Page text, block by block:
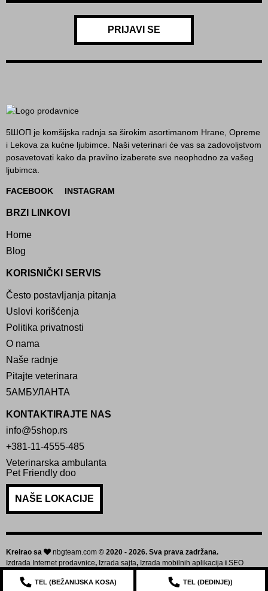
PRIJAVI SE
5ШОП je komšijska radnja sa širokim asortimanom Hrane, Opreme
i Lekova za kućne ljubimce. Naši veterinari će vas sa zadovoljstvom
posavetovati kako da pravilno izaberete sve neophodno za vašeg
ljubimca.
FACEBOOK INSTAGRAM
BRZI LINKOVI
Home
Blog
KORISNIČKI SERVIS
Često postavljanja pitanja
Uslovi korišćenja
Politika privatnosti
O nama
Naše radnje
Pitajte veterinara
5АМБУЛАНТА
KONTAKTIRAJTE NAS
info@5shop.rs
+381-11-4555-485
Veterinarska ambulanta
Pet Friendly doo
NAŠE LOKACIJE
Kreirao sa nbgteam.com © 2020 - 2026. Sva prava zadržana.
Izdrada Internet prodavnice, Izrada sajta, Izrada mobilnih aplikacija i SEO
TEL (BEŽANIJSKA KOSA) TEL (DEDINJE))